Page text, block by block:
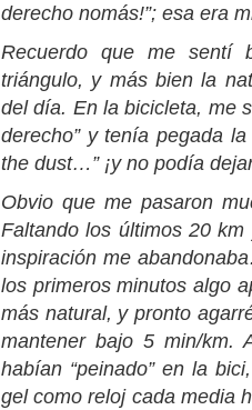
derecho nomás!”; esa era
Recuerdo que me sentí
triángulo, y más bien la
del día. En la bicicleta, me
derecho” y tenía pegada
the dust…” ¡y no podía
Obvio que me pasaron
Faltando los últimos 20
inspiración me
los primeros minutos algo
más natural, y pronto
mantener bajo 5 min/km.
habían “peinado” en la
gel como reloj cada media